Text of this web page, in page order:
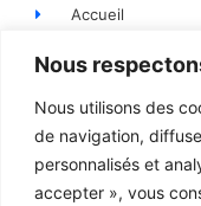
Nous
Nous utilisons des
de navigation,
personnalisés et
accepter », vous
Accueil
Devis
Contact